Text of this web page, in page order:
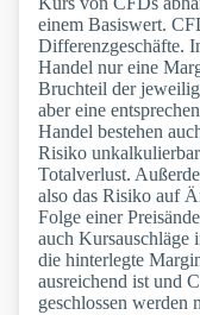
einem Basiswert.
Differenzgeschäfte.
Handel nur eine
Bruchteil der
aber eine
Handel bestehen
Risiko
Totalverlust.
also das Risiko auf
Folge einer
auch Kursauschläge
die hinterlegte
ausreichend ist und
geschlossen werden